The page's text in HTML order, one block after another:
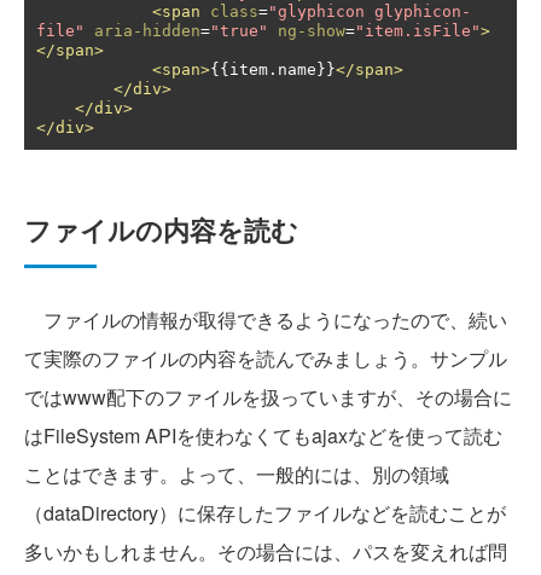
<span
class="glyphicon glyphicon-
file"
aria-hidden="true" ng-show="item.isFile">
</span>
<span>{{item.name}}</span>
</div>
</div>
</div>
ファイルの内容を読む
ファイルの情報が取得できるようになったので、続い
て実際のファイルの内容を読んでみましょう。サンプル
ではwww配下のファイルを扱っていますが、その場合に
はFileSystem APIを使わなくてもajaxなどを使って読む
ことはできます。よって、一般的には、別の領域
（dataDirectory）に保存したファイルなどを読むことが
多いかもしれません。その場合には、パスを変えれば問